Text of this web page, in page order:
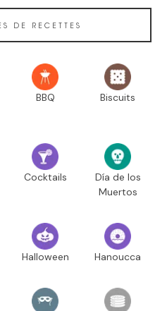
DE RECETTES
BBQ Biscuits
Cocktails
Día de los
Muertos
Halloween Hanoucca